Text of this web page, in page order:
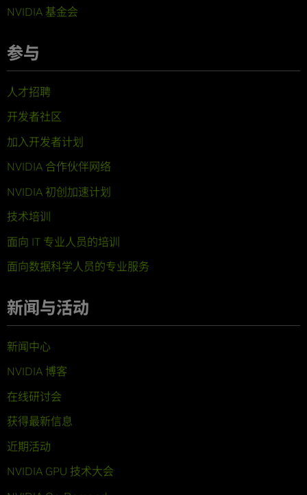
NVIDIA 基金会
参与
人才招聘
开发者社区
加入开发者计划
NVIDIA 合作伙伴网络
NVIDIA 初创加速计划
技术培训
面向 IT 专业人员的培训
面向数据科学人员的专业服务
新闻与活动
新闻中心
NVIDIA 博客
在线研讨会
获得最新信息
近期活动
NVIDIA GPU 技术大会